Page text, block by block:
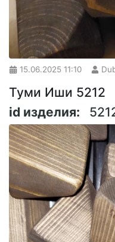
15.06.2025 11:10
Туми Иши 5212
id изделия: